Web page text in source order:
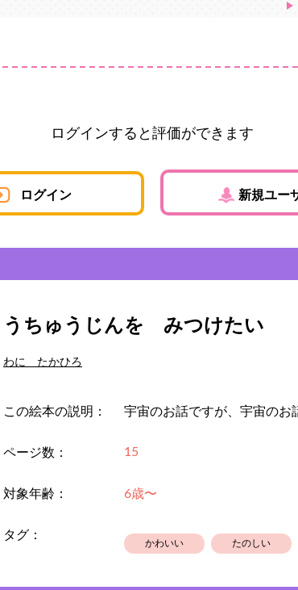
ログインすると評価ができます
ログイン 新規ユー
うちゅうじんを みつけたい
わに たかひろ
この絵本の説明： 宇宙のお話ですが、宇宙のお
ページ数： 15
対象年齢： 6歳〜
タグ：
かわいい たのしい